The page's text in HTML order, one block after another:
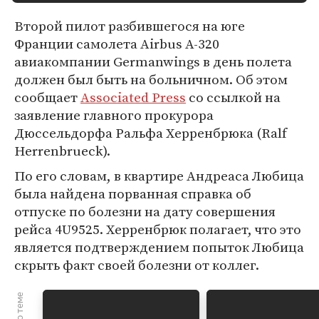
Второй пилот разбившегося на юге
Франции самолета Airbus A-320
авиакомпании Germanwings в день полета
должен был быть на больничном. Об этом
сообщаетAssociated Press со ссылкой на
заявление главного прокурора
Дюссельдорфа Ральфа Херренбрюка (Ralf
Herrenbrueck).
По его словам, в квартире Андреаса Любица
была найдена порванная справка об
отпуске по болезни на дату совершения
рейса 4U9525. Херренбрюк полагает, что это
является подтверждением попыток Любица
скрыть факт своей болезни от коллег.